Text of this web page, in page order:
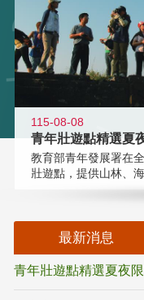
115-08-08
教育部青年發展署在
壯遊點，提供山林、海
最新消息
青年壯遊點精選夏夜